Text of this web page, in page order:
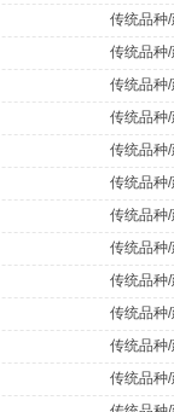
传统品种
传统品种
传统品种
传统品种
传统品种
传统品种
传统品种
传统品种
传统品种
传统品种
传统品种
传统品种